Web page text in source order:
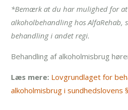
*Bemærk at du har mulighed for
alkoholbehandling hos AlfaRehab,
behandling i andet regi.
Behandling af alkoholmisbrug
Læs mere: Lovgrundlaget for
alkoholmisbrug i sundhedslovens